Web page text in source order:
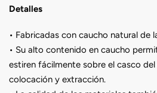
Detalles
• Fabricadas con caucho natural de
• Su alto contenido en caucho
estiren fácilmente sobre el casco
colocación y extracción.